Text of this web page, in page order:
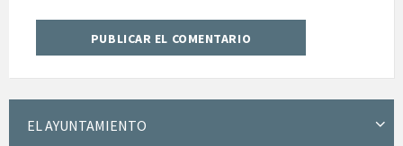
EL AYUNTAMIENTO